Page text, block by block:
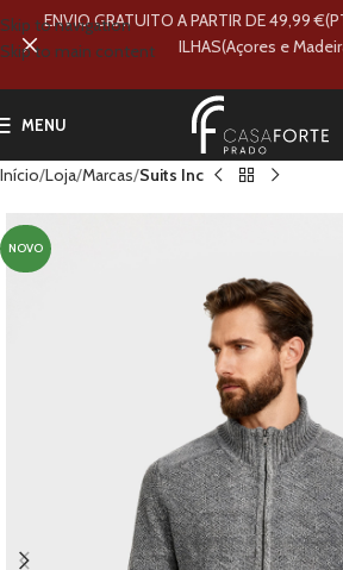
Skip to navigation
Skip to main content
MENU
Início Loja Marcas Suits Inc
NOVO
ENVIO GRATUITO A PARTIR DE 49,99
ILHAS(Açores e